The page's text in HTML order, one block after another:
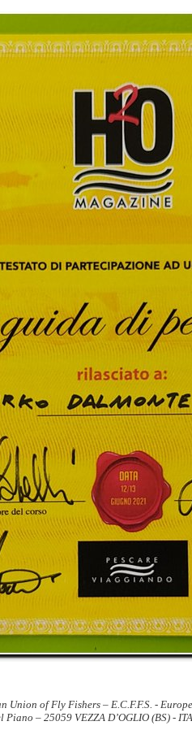
Union of Fly Fishers – E.C.F.F.S. -
Piano – 25059 VEZZA D’OGLIO (BS) -